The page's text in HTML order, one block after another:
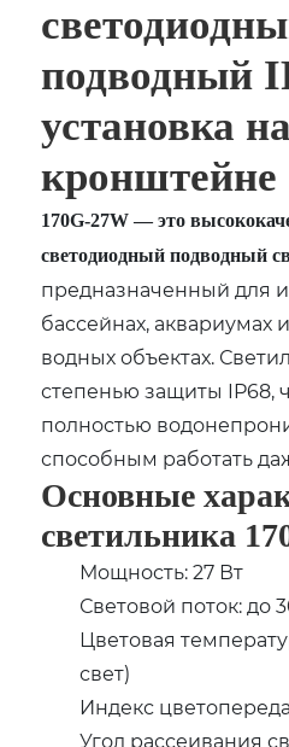
подводный
установка на
кронштейне
170G-27W — это
светодиодный подводный
предназначенный для
бассейнах, аквариумах
водных объектах.
степенью защиты IP68,
полностью
способным работать
Основные
светильника
Мощность: 27 Вт
Световой поток: до
Цветовая
свет)
Индекс
Угол рассеивания